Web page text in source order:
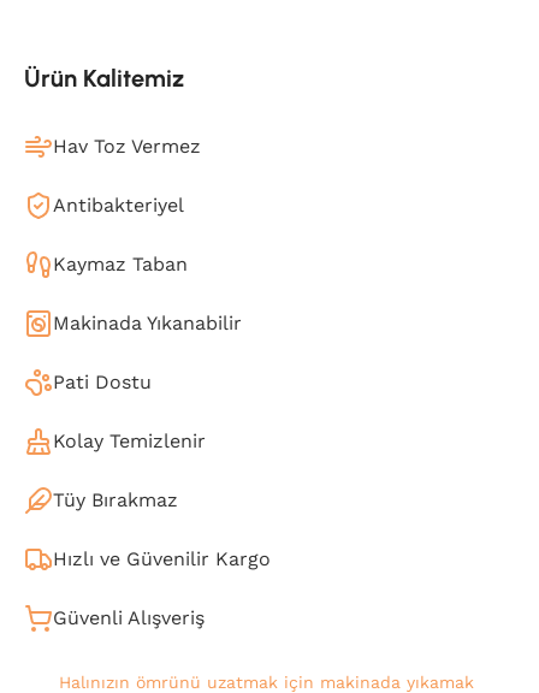
Ürün Kalitemiz
Hav Toz Vermez
Antibakteriyel
Kaymaz Taban
Makinada Yıkanabilir
Pati Dostu
Kolay Temizlenir
Tüy Bırakmaz
Hızlı ve Güvenilir Kargo
Güvenli Alışveriş
Halınızın ömrünü uzatmak için makinada yıkamak